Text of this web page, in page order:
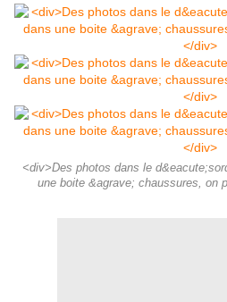
<div>Des photos dans le
une boite &agrave; chaussures, on